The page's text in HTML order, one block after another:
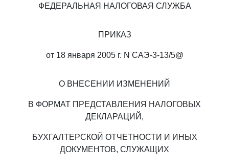
ФЕДЕРАЛЬНАЯ НАЛОГОВАЯ СЛУЖБА
ПРИКАЗ
от 18 января 2005 г. N САЭ-3-13/5@
О ВНЕСЕНИИ ИЗМЕНЕНИЙ
В ФОРМАТ ПРЕДСТАВЛЕНИЯ НАЛОГОВЫХ
ДЕКЛАРАЦИЙ,
БУХГАЛТЕРСКОЙ ОТЧЕТНОСТИ И ИНЫХ
ДОКУМЕНТОВ, СЛУЖАЩИХ